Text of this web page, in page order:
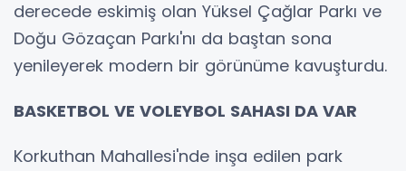
derecede eskimiş olan Yüksel Çağlar Parkı ve
Doğu Gözaçan Parkı'nı da baştan sona
yenileyerek modern bir görünüme kavuşturdu.
BASKETBOL VE VOLEYBOL SAHASI DA VAR
Korkuthan Mahallesi'nde inşa edilen park